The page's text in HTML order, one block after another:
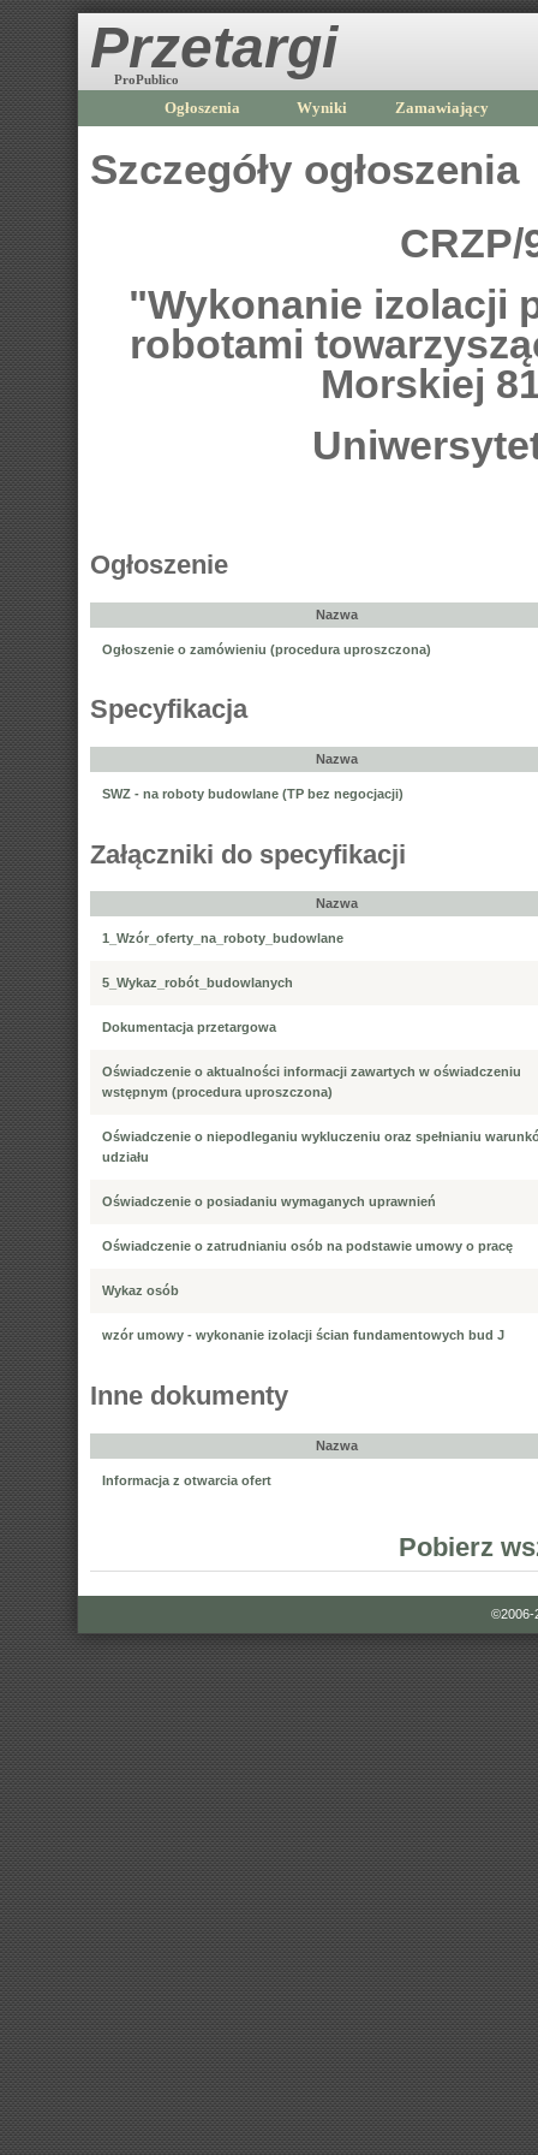
Przetargi
ProPublico
Ogłoszenia Wyniki Zamawiający
Szczegóły ogłoszenia
CRZP/
"Wykonanie izolacji
robotami
Morskiej
Ogłoszenie
Nazwa
Ogłoszenie o zamówieniu (procedura uproszczona)
Specyfikacja
Nazwa
SWZ - na roboty budowlane (TP bez negocjacji)
Załączniki do specyfikacji
Nazwa
1_Wzór_oferty_na_roboty_budowlane
5_Wykaz_robót_budowlanych
Dokumentacja przetargowa
Oświadczenie o aktualności informacji zawartych w oświadczeniu
wstępnym (procedura uproszczona)
Oświadczenie o niepodleganiu wykluczeniu oraz spełnianiu
udziału
Oświadczenie o posiadaniu wymaganych uprawnień
Oświadczenie o zatrudnianiu osób na podstawie umowy o pracę
Wykaz osób
wzór umowy - wykonanie izolacji ścian fundamentowych bud J
Inne dokumenty
Nazwa
Informacja z otwarcia ofert
Pobierz
©2006-